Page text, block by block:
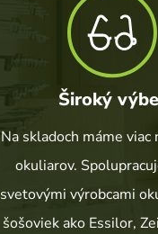
Široký
Na skladoch máme viac
okuliarov.
svetovými výrobcami
šošoviek ako Essilor,